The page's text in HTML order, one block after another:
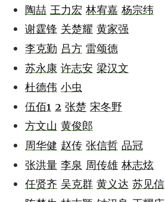
陶喆 王力宏 林宥嘉 杨宗纬
谢霆锋 关楚耀 黄家强
李克勤 吕方 雷颂德
苏永康 许志安 梁汉文
杜德伟 小虫
伍佰1 2 张楚 宋冬野
方文山 黄俊郎
周华健 赵传 张信哲 品冠
张洪量 李泉 周传雄 林志炫
任贤齐 吴克群 黄义达 苏见信